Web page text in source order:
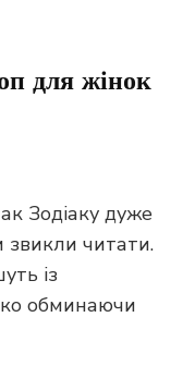
для жінок
Зодіаку дуже
звикли читати.
із
обминаючи